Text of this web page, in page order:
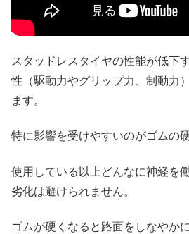
スタッドレスタイヤの性能が低下
性（駆動力やグリップ力、制動力
ます。
特に影響を受けやすいのがゴムの
使用している以上どんなに神経を
劣化は避けられません。
ゴムが硬くなると路面をしなやか